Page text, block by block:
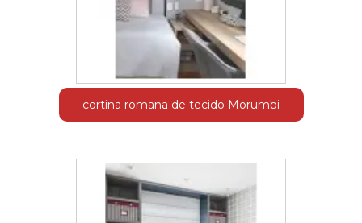
cortina romana de tecido Morumbi